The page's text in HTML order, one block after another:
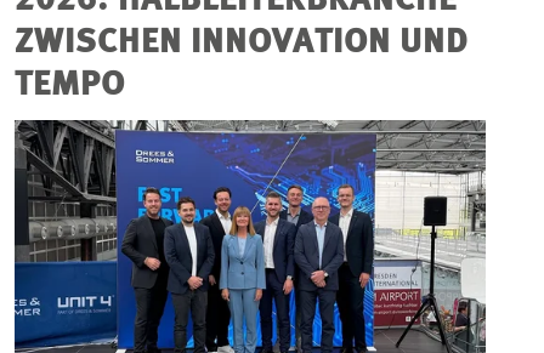
KARRIERE
KONTAKT
ZWISCHEN INNOVATION UND
TEMPO